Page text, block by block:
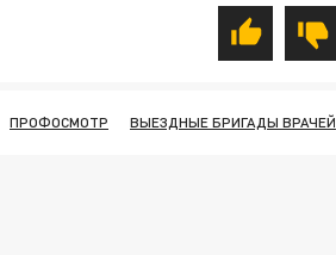
ПРОФОСМОТР ВЫЕЗДНЫЕ БРИГАДЫ ВРАЧЕЙ